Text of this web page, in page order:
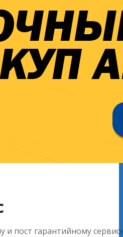
и пост гарантийному